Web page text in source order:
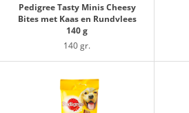
Pedigree Tasty Minis Cheesy
Bites met Kaas en Rundvlees
140 g
140 gr.